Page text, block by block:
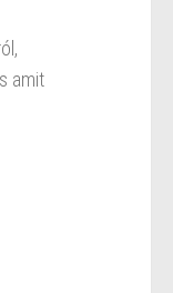
amit